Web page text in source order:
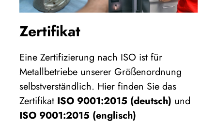
Zertifikat
Eine Zertifizierung nach ISO ist für
Metallbetriebe unserer Größenordnung
selbstverständlich. Hier finden Sie das
Zertifikat ISO 9001:2015 (deutsch) und
ISO 9001:2015 (englisch)